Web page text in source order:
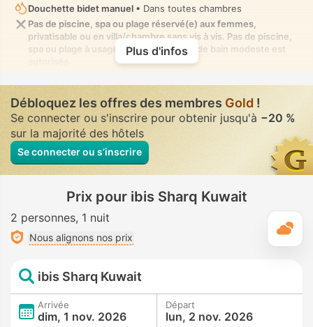
Douchette bidet manuel • Dans toutes chambres
Pas de piscine, spa ou plage réservé(e) aux femmes,
privatisable ou en villa/chambre sans vis à vis. Pas de piscine,
spa ou plage à usage mixte où la tenue de bain modeste est
Plus d'infos
Débloquez les offres des membres Gold !
Se connecter ou s'inscrire pour obtenir jusqu'à −20 %
sur la majorité des hôtels
Se connecter ou s’inscrire
Prix pour ibis Sharq Kuwait
2 personnes 1 nuit
Nous alignons nos prix
ibis Sharq Kuwait
Arrivée
dim, 1 nov. 2026
Départ
lun, 2 nov. 2026